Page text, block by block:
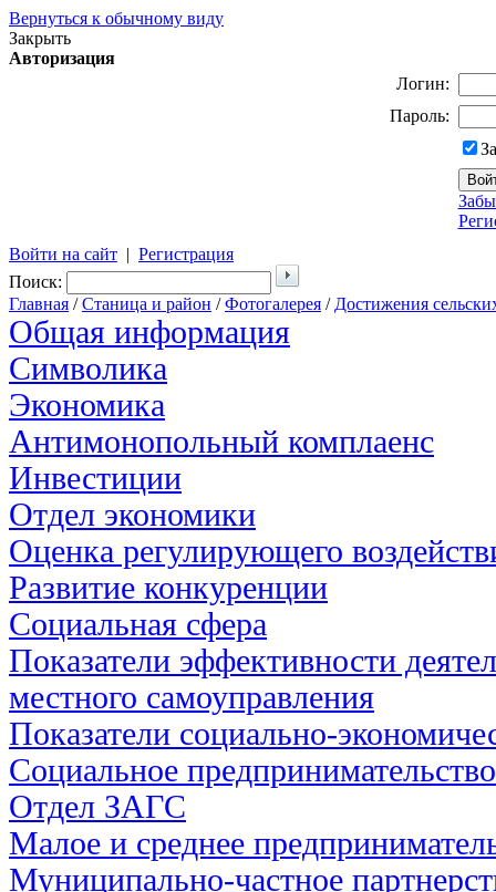
Вернуться к обычному виду
Закрыть
Авторизация
Логин:
Пароль:
Войти на сайт | Регистрация
Поиск:
Главная /Станица и район /Фотогалерея / Достижения
Общая информация
Символика
Экономика
Антимонопольный комплаенс
Инвестиции
Отдел экономики
Оценка регулирующего
Развитие конкуренции
Социальная сфера
Показатели эффективности
местного самоуправления
Показатели социально-
Социальное предпринимательство
Отдел ЗАГС
Малое и среднее
Муниципально-частное